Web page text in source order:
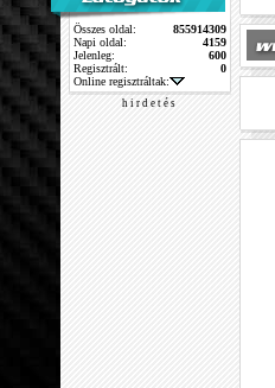
Összes oldal:
855914309
Napi oldal:
4159
Jelenleg:
600
Regisztrált:
0
Online regisztráltak:
h i r d e t é s